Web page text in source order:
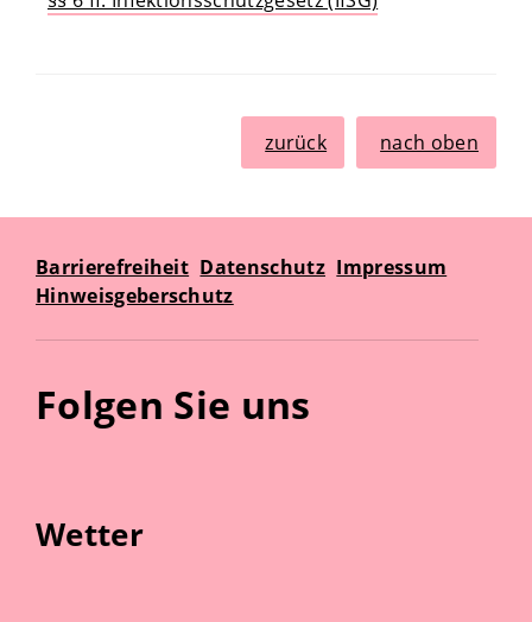
zurück nach oben
Barrierefreiheit Datenschutz Impressum
Hinweisgeberschutz
Folgen Sie uns
Wetter